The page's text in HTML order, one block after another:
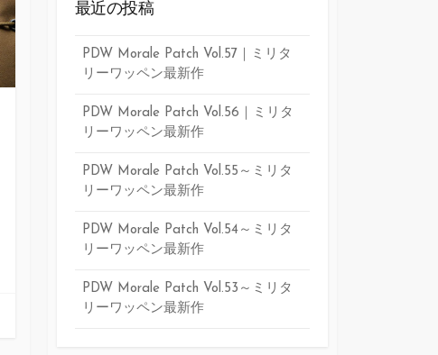
最近の投稿
PDW Morale Patch Vol.57｜ミリタ
リーワッペン最新作
PDW Morale Patch Vol.56｜ミリタ
リーワッペン最新作
PDW Morale Patch Vol.55～ミリタ
リーワッペン最新作
PDW Morale Patch Vol.54～ミリタ
リーワッペン最新作
PDW Morale Patch Vol.53～ミリタ
リーワッペン最新作